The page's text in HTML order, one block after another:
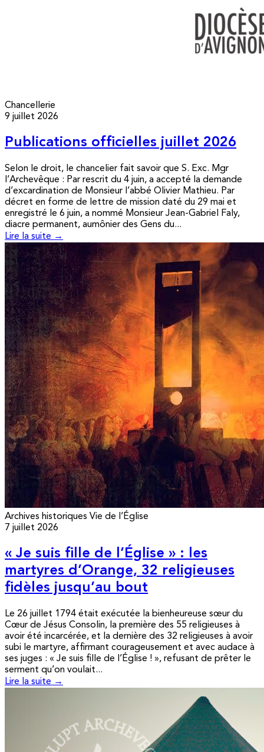
Chancellerie
9 juillet 2026
Publications officielles juillet 2026
Selon le droit, le chancelier fait savoir que S. Exc. Mgr
l’Archevêque : Par rescrit du 4 juin, a accepté la demande
d’excardination de Monsieur l’abbé Olivier Mathieu. Par
décret en forme de lettre de mission daté du 29 mai et
enregistré le 6 juin, a nommé Monsieur Jean-Gabriel Faly,
diacre permanent, aumônier des Gens du...
Lire la suite →
Archives historiques Vie de l’Église
7 juillet 2026
« Je suis fille de l’Église » : les
martyres d’Orange, 32 religieuses
fidèles jusqu’au bout
Le 26 juillet 1794 était exécutée la bienheureuse sœur du
Cœur de Jésus Consolin, la première des 55 religieuses à
avoir été incarcérée, et la dernière des 32 religieuses à avoir
subi le martyre, affirmant courageusement et avec audace à
ses juges : « Je suis fille de l’Église ! », refusant de prêter le
serment qu’on voulait...
Lire la suite →